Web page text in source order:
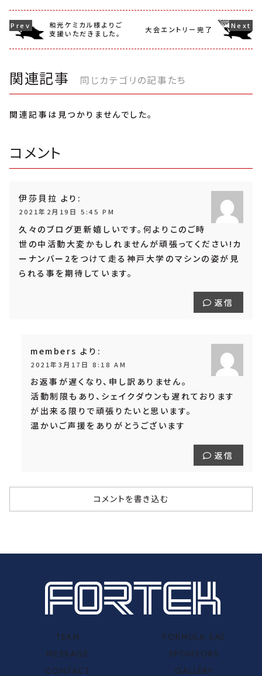
和光ケミカル様よりご
支援いただきました。
大会エントリー完了
関連記事 同じカテゴリの記事たち
関連記事は見つかりませんでした。
コメント
伊莎貝拉 より:
2021年2月19日 5:45 PM
久々のブログ更新嬉しいです。何よりこのご時
世の中活動大変かもしれませんが頑張ってください!カ
ーナンバー2をつけて走る神戸大学のマシンの姿が見
られる事を期待しています。
返信
members より:
2021年3月17日 8:18 AM
お返事が遅くなり、申し訳ありません。
活動制限もあり、シェイクダウンも遅れております
が出来る限りで頑張りたいと思います。
温かいご声援をありがとうございます
返信
コメントを書き込む
TEAM
FORMULA SAE
MESSAGE
SPONSORS
CONTACT
GALLERY